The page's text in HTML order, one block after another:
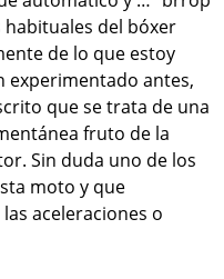
habituales del bóxer
de lo que estoy
experimentado antes,
que se trata de una
fruto de la
Sin duda uno de los
moto y que
aceleraciones o